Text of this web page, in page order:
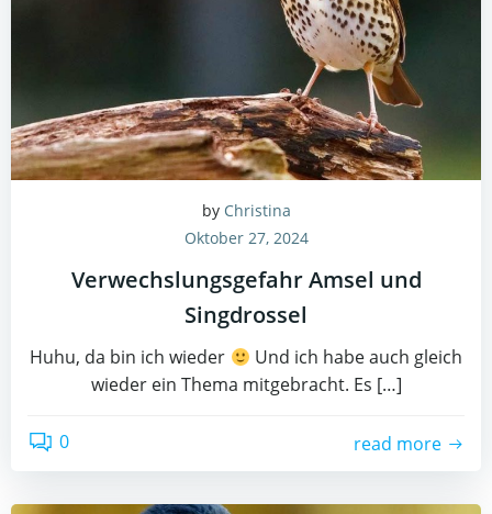
by Christina
Oktober 27, 2024
Verwechslungsgefahr Amsel und
Singdrossel
Huhu, da bin ich wieder
Und ich habe auch gleich
wieder ein Thema mitgebracht. Es […]
0 read more